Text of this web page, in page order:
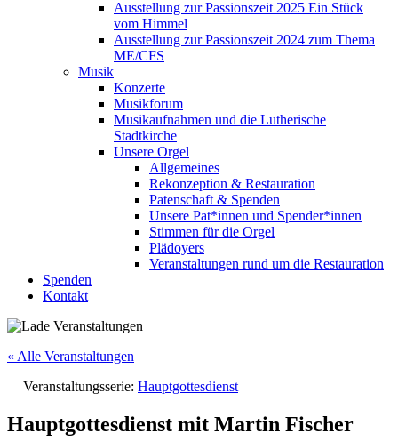
Ausstellung zur Passionszeit 2025 Ein Stück
vom Himmel
Ausstellung zur Passionszeit 2024 zum Thema
ME/CFS
Musik
Konzerte
Musikforum
Musikaufnahmen und die Lutherische
Stadtkirche
Unsere Orgel
Allgemeines
Rekonzeption & Restauration
Patenschaft & Spenden
Unsere Pat*innen und Spender*innen
Stimmen für die Orgel
Plädoyers
Veranstaltungen rund um die Restauration
Spenden
Kontakt
« Alle Veranstaltungen
Veranstaltungsserie: Hauptgottesdienst
Hauptgottesdienst mit Martin Fischer